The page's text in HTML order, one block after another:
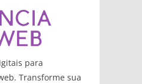
para
Transforme sua